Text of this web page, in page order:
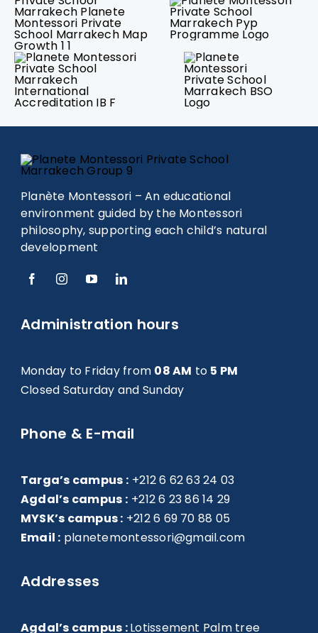
Planète Montessori – An educational
environment guided by the Montessori
philosophy, supporting each child’s natural
development
Administration hours
Monday to Friday from 08 AM to 5 PM
Closed Saturday and Sunday
Phone & E-mail
Targa’s campus : +212 6 62 63 24 03
Agdal’s campus : +212 6 23 86 14 29
MYSK’s campus : +212 6 69 70 88 05
Email : planetemontessori@gmail.com
Addresses
Agdal’s campus :Lotissement Palm tree